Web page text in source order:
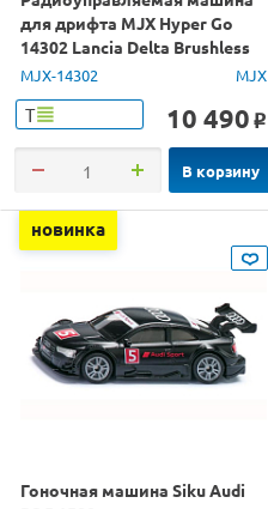
для дрифта MJX Hyper Go
14302 Lancia Delta Brushless
4WD 2.4G LED 1/14 RTR
MJX-14302 MJX
Т 10 490 o
В корзину
новинка
Гоночная машина Siku Audi